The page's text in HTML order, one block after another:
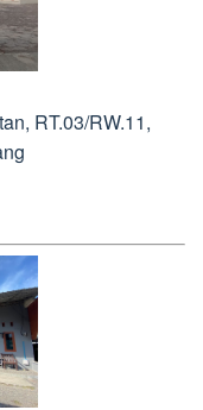
RT.03/RW.11,